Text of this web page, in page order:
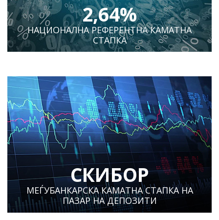
2,64%
НАЦИОНАЛНА РЕФЕРЕНТНА КАМАТНА
СТАПКА
СКИБОР
МЕЃУБАНКАРСКА КАМАТНА СТАПКА НА
ПАЗАР НА ДЕПОЗИТИ